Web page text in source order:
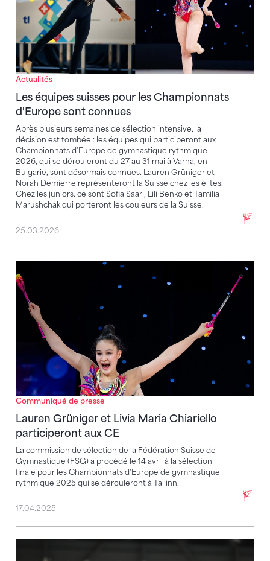
Actualités
Les équipes suisses pour les Championnats
d'Europe sont connues
Après plusieurs semaines de sélection intensive, la
décision est tombée : les équipes qui participeront aux
Championnats d'Europe de gymnastique rythmique
2026, qui se dérouleront du 27 au 31 mai à Varna, en
Bulgarie, sont désormais connues. Lauren Grüniger et
Norah Demierre représenteront la Suisse chez les élites.
Chez les juniors, ce sont Sofia Saari, Lili Benko et Tamilia
Marushchak qui porteront les couleurs de la Suisse.
25.03.2026
Communiqué de presse
Lauren Grüniger et Livia Maria Chiariello
participeront aux CE
La commission de sélection de la Fédération Suisse de
Gymnastique (FSG) a procédé le 14 avril à la sélection
finale pour les Championnats d'Europe de gymnastique
rythmique 2025 qui se dérouleront à Tallinn.
Lauren Grüniger et Livia Maria Chiariello
17.04.2025
Bickel et Seifert remportent les titres